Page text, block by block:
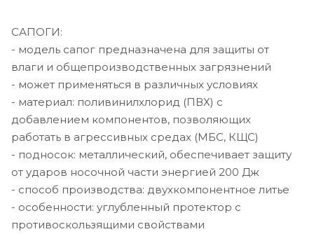
САПОГИ:
- модель сапог предназначена для защиты от
влаги и общепроизводственных загрязнений
- может применяться в различных условиях
- материал: поливинилхлорид (ПВХ) с
добавлением компонентов, позволяющих
работать в агрессивных средах (МБС, КЩС)
- подносок: металлический, обеспечивает защиту
от ударов носочной части энергией 200 Дж
- способ производства: двухкомпонентное литье
- особенности: углубленный протектор с
противоскользящими свойствами